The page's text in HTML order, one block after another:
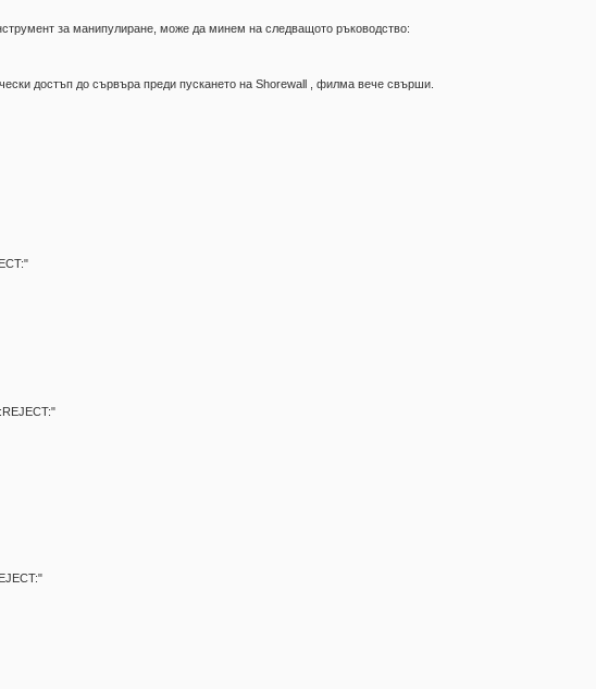
за манипулиране, може да минем на следващото ръководство:
достъп до сървъра преди пускането на Shorewall , филма вече свърши.